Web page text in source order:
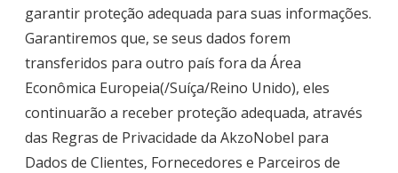
garantir proteção adequada para suas informações.
Garantiremos que, se seus dados forem
transferidos para outro país fora da Área
Econômica Europeia(/Suíça/Reino Unido), eles
continuarão a receber proteção adequada, através
das Regras de Privacidade da AkzoNobel para
Dados de Clientes, Fornecedores e Parceiros de